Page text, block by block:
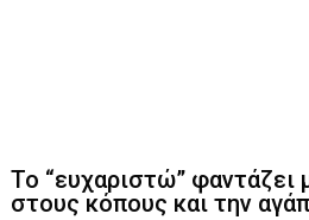
Το “ευχαριστώ” φαντάζει
στους κόπους και την